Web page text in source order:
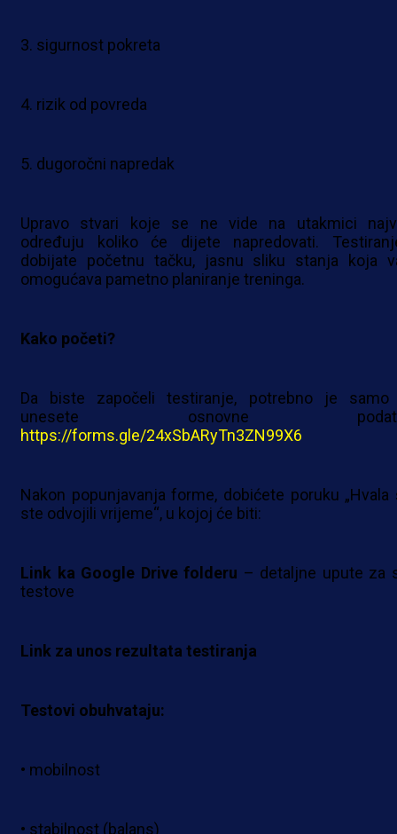
3. sigurnost pokreta
4. rizik od povreda
5. dugoročni napredak
Upravo stvari koje se ne vide na utakmici
određuju koliko će dijete napredovati.
dobijate početnu tačku, jasnu sliku stanja koja
omogućava pametno planiranje treninga.
Kako početi?
Da biste započeli testiranje, potrebno je samo
unesete osnovne
https://forms.gle/24xSbARyTn3ZN99X6
Nakon popunjavanja forme, dobićete poruku „Hvala
ste odvojili vrijeme“, u kojoj će biti:
Link ka Google Drive folderu – detaljne upute za
testove
Link za unos rezultata testiranja
Testovi obuhvataju:
• mobilnost
• stabilnost (balans)